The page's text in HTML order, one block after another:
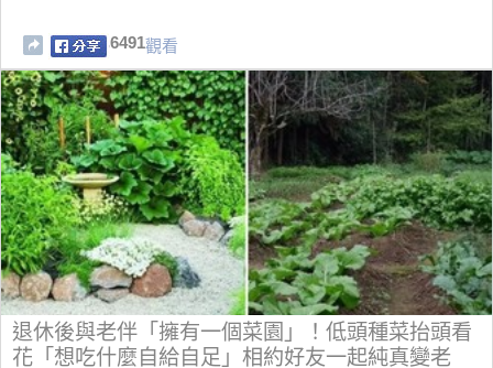
6491觀看
退休後與老伴「擁有一個菜園」！低頭種菜抬頭看
花「想吃什麼自給自足」相約好友一起純真變老